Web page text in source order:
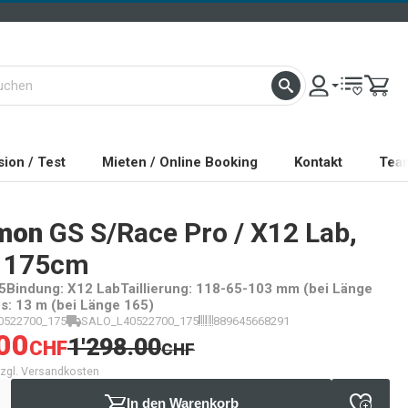
/ Test Mieten / Online Booking Kontakt
GS S/Race Pro / X12 Lab,
X12 LabTaillierung: 118-65-103 mm (bei Länge
13 m (bei Länge 165)
SALO_L40522700_175 889645668291
CHF1'298.00CHF
Versandkosten
In den Warenkorb